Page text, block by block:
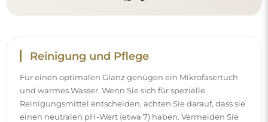
Reinigung und Pflege
Für einen optimalen Glanz genügen ein Mikrofasertuch
und warmes Wasser. Wenn Sie sich für spezielle
Reinigungsmittel entscheiden, achten Sie darauf, dass sie
einen neutralen pH-Wert (etwa 7) haben. Vermeiden Sie